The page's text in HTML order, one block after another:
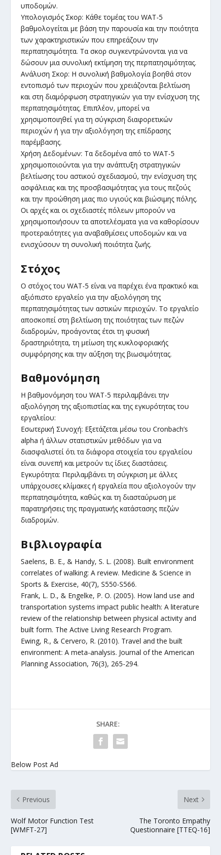
υποδομών.
Υπολογισμός Σκορ: Κάθε τομέας του WAT-5
βαθμολογείται με βάση την παρουσία και την ποιότητα
των χαρακτηριστικών που επηρεάζουν την
περπατησιμότητα. Τα σκορ συγκεντρώνονται για να
δώσουν μια συνολική εκτίμηση της περπατησιμότητας.
Ανάλυση Σκορ: Η συνολική βαθμολογία βοηθά στον
εντοπισμό των περιοχών που χρειάζονται βελτίωση
και στη διαμόρφωση στρατηγικών για την ενίσχυση της
περπατησιμότητας. Επιπλέον, μπορεί να
χρησιμοποιηθεί για τη σύγκριση διαφορετικών
περιοχών ή για την αξιολόγηση της επίδρασης
παρέμβασης.
Χρήση Δεδομένων: Τα δεδομένα από το WAT-5
χρησιμοποιούνται για την ανάπτυξη στρατηγικών
βελτίωσης του αστικού σχεδιασμού, την ενίσχυση της
ασφάλειας και της προσβασιμότητας για τους πεζούς
και την προώθηση μιας πιο υγιούς και βιώσιμης πόλης.
Οι αρχές και οι σχεδιαστές πόλεων μπορούν να
χρησιμοποιήσουν τα αποτελέσματα για να καθορίσουν
προτεραιότητες για αναβαθμίσεις υποδομών και να
ενισχύσουν τη συνολική ποιότητα ζωής.
Στόχος
Ο στόχος του WAT-5 είναι να παρέχει ένα πρακτικό και
αξιόπιστο εργαλείο για την αξιολόγηση της
περπατησιμότητας των αστικών περιοχών. Το εργαλείο
αποσκοπεί στη βελτίωση της ποιότητας των πεζών
διαδρομών, προάγοντας έτσι τη φυσική
δραστηριότητα, τη μείωση της κυκλοφοριακής
συμφόρησης και την αύξηση της βιωσιμότητας.
Βαθμονόμηση
Η βαθμονόμηση του WAT-5 περιλαμβάνει την
αξιολόγηση της αξιοπιστίας και της εγκυρότητας του
εργαλείου:
Εσωτερική Συνοχή: Εξετάζεται μέσω του Cronbach’s
alpha ή άλλων στατιστικών μεθόδων για να
διασφαλιστεί ότι τα διάφορα στοιχεία του εργαλείου
είναι συνεπή και μετρούν τις ίδιες διαστάσεις.
Εγκυρότητα: Περιλαμβάνει τη σύγκριση με άλλες
υπάρχουσες κλίμακες ή εργαλεία που αξιολογούν την
περπατησιμότητα, καθώς και τη διασταύρωση με
παρατηρήσεις της πραγματικής κατάστασης πεζών
διαδρομών.
Βιβλιογραφία
Saelens, B. E., & Handy, S. L. (2008). Built environment
correlates of walking: A review. Medicine & Science in
Sports & Exercise, 40(7), S550-S566.
Frank, L. D., & Engelke, P. O. (2005). How land use and
transportation systems impact public health: A literature
review of the relationship between physical activity and
built form. The Active Living Research Program.
Ewing, R., & Cervero, R. (2010). Travel and the built
environment: A meta-analysis. Journal of the American
Planning Association, 76(3), 265-294.
SHARE:
Below Post Ad
Previous
Wolf Motor Function Test
[WMFT-27]
Next
The Toronto Empathy
Questionnaire [TTEQ-16]